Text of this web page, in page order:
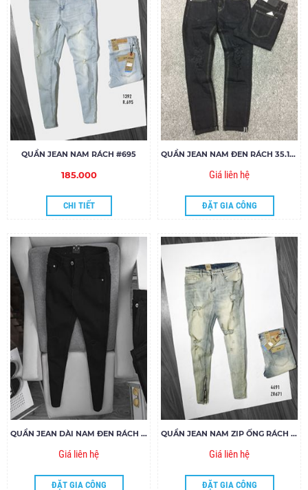
QUẦN JEAN NAM RÁCH #695
185.000
CHI TIẾT
QUẦN JEAN NAM ĐEN RÁCH 35.150
Giá liên hệ
ĐẶT GIA CÔNG
QUẦN JEAN DÀI NAM ĐEN RÁCH GỐI ZIPPER
Giá liên hệ
ĐẶT GIA CÔNG
QUẦN JEAN NAM ZIP ỐNG RÁCH ZR671
Giá liên hệ
ĐẶT GIA CÔNG